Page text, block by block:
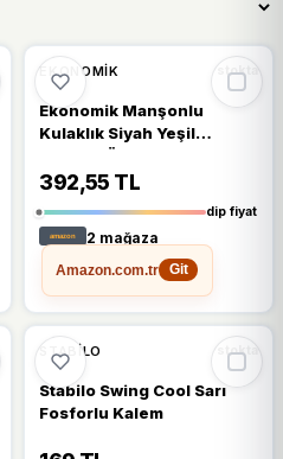
%10
EKONOMIK stokta
Ekonomik Manşonlu
Kulaklık Siyah Yeşil
Gürültü Önleme Ses
Koruma Kulak İşitme
Koruyucu Ayarlanabilir
392,55 TL
dip fiyat
2 mağaza
Amazon.com.tr
Git
%56 %56 DÜŞTÜ
STABILO stokta
Stabilo Swing Cool Sarı
Fosforlu Kalem